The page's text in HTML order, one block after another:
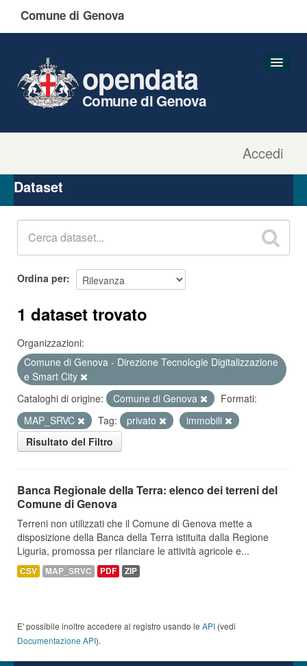
Comune di Genova
Accedi
opendata
Comune di Genova
Organizzazioni
Gruppi
Dataset
Ordina per
1 dataset trovato
Organizzazioni:
Comune di Genova - Direzione Tecnologie Digitalizzazione
e Smart City
Cataloghi di origine:
Comune di Genova
Formati:
MAP_SRVC
Tag: privato
immobili
Risultato del Filtro
Banca Regionale della Terra: elenco dei terreni del
Comune di Genova
Terreni non utilizzati che il Comune di Genova mette a
disposizione della Banca della Terra istituita dalla Regione
Liguria, promossa per rilanciare le attività agricole e...
CSV MAP_SRVC PDF ZIP
E' possibile inoltre accedere al registro usando le API (vedi
Documentazione API).